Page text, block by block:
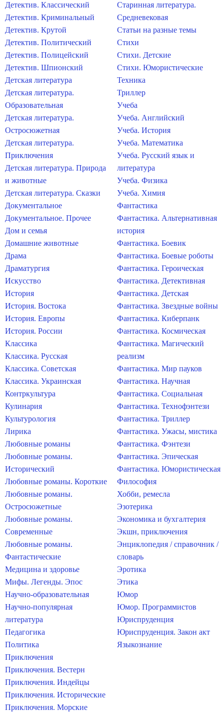
Детектив. Классический
Детектив. Криминальный
Детектив. Крутой
Детектив. Политический
Детектив. Полицейский
Детектив. Шпионский
Детская литература
Детская литература.
Образовательная
Детская литература.
Остросюжетная
Детская литература.
Приключения
Детская литература. Природа
и животные
Детская литература. Сказки
Документальное
Документальное. Прочее
Дом и семья
Домашние животные
Драма
Драматургия
Искусство
История
История. Востока
История. Европы
История. России
Классика
Классика. Русская
Классика. Советская
Классика. Украинская
Контркультура
Кулинария
Культурология
Лирика
Любовные романы
Любовные романы.
Исторический
Любовные романы. Короткие
Любовные романы.
Остросюжетные
Любовные романы.
Современные
Любовные романы.
Фантастические
Медицина и здоровье
Мифы. Легенды. Эпос
Научно-образовательная
Научно-популярная
литература
Педагогика
Политика
Приключения
Приключения. Вестерн
Приключения. Индейцы
Приключения. Исторические
Приключения. Морские
Старинная литература.
Средневековая
Статьи на разные темы
Стихи
Стихи. Детские
Стихи. Юмористические
Техника
Триллер
Учеба
Учеба. Английский
Учеба. История
Учеба. Математика
Учеба. Русский язык и
литература
Учеба. Физика
Учеба. Химия
Фантастика
Фантастика. Альтернативная
история
Фантастика. Боевик
Фантастика. Боевые роботы
Фантастика. Героическая
Фантастика. Детективная
Фантастика. Детская
Фантастика. Звездные войны
Фантастика. Киберпанк
Фантастика. Космическая
Фантастика. Магический
реализм
Фантастика. Мир пауков
Фантастика. Научная
Фантастика. Социальная
Фантастика. Технофэнтези
Фантастика. Триллер
Фантастика. Ужасы, мистика
Фантастика. Фэнтези
Фантастика. Эпическая
Фантастика. Юмористическая
Философия
Хобби, ремесла
Эзотерика
Экономика и бухгалтерия
Экшн, приключения
Энциклопедия / справочник /
словарь
Эротика
Этика
Юмор
Юмор. Программистов
Юриспруденция
Юриспруденция. Закон акт
Языкознание